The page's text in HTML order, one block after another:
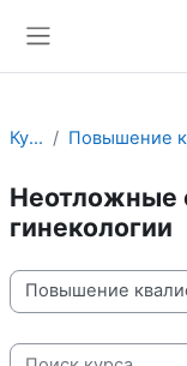
Курсы
Неотложные
гинекологии
Категории курсов
Поиск курса